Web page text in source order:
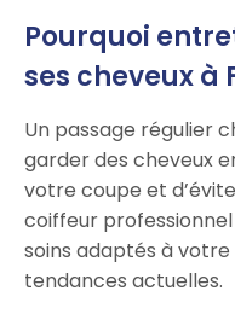
Pourquoi
ses cheveux à
Un passage régulier
garder des cheveux
votre coupe et
coiffeur
soins adaptés à
tendances actuelles.